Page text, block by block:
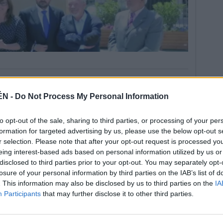
- Do Not Process My Personal Information
opt-out of the sale, sharing to third parties, or processing of your
for targeted advertising by us, please use the below opt-out
selection. Please note that after your opt-out request is processed
interest-based ads based on personal information utilized by us
to third parties prior to your opt-out. You may separately
of your personal information by third parties on the IAB’s list of
This information may also be disclosed by us to third parties on the
Participants that may further disclose it to other third parties.
autor de la obra es una donación a Alcalá la Real
se mostró muy emocionado. Se encargó de
Murcia, que recordó la teoría de que el
Ruiz de Cisneros, hijo de un cautivo cristiano, que
la ciudad fortificada de La Mota. El historiador
la hipótesis del origen local del literato.
XI y de la SAFA leyeron fragmentos del Libro
el Arcipreste de Hita. Tampoco faltaron una
cerrar el acto público, de los himnos de Alcalá